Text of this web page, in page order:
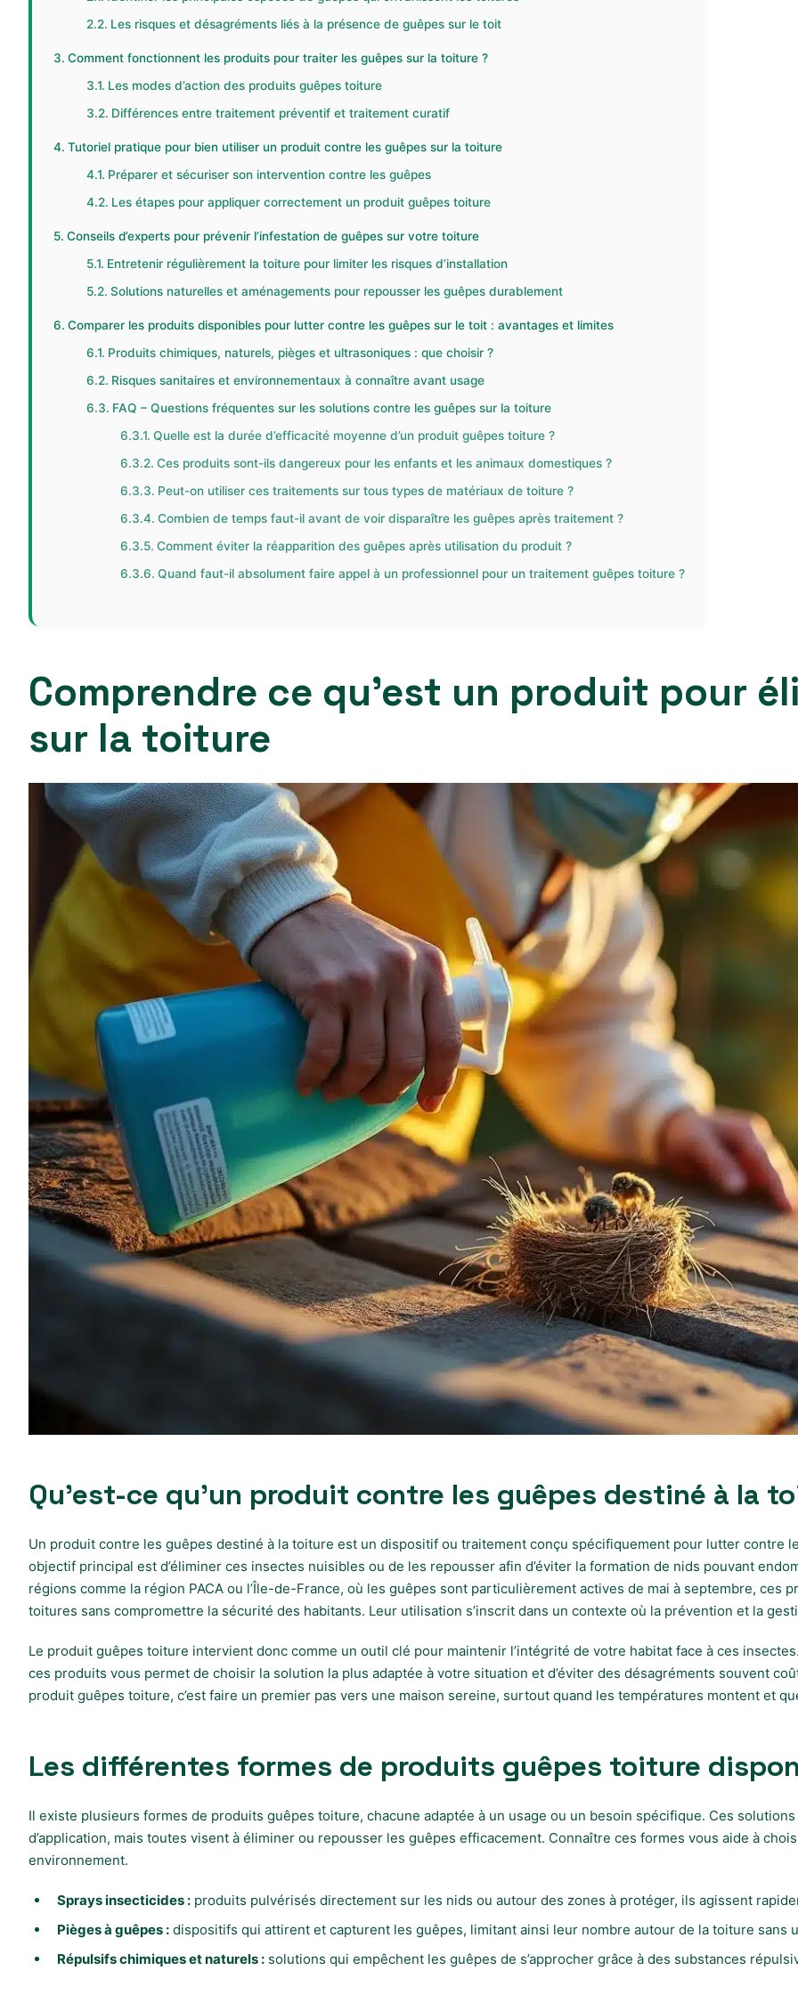
Les risques et désagréments liés à la présence de guêpes sur le toit
Comment fonctionnent les produits pour traiter les guêpes sur la toiture ?
Les modes d’action des produits guêpes toiture
Différences entre traitement préventif et traitement curatif
Tutoriel pratique pour bien utiliser un produit contre les guêpes sur la toiture
Préparer et sécuriser son intervention contre les guêpes
Les étapes pour appliquer correctement un produit guêpes toiture
Conseils d’experts pour prévenir l’infestation de guêpes sur votre toiture
Entretenir régulièrement la toiture pour limiter les risques d’installation
Solutions naturelles et aménagements pour repousser les guêpes durablement
Comparer les produits disponibles pour lutter contre les guêpes sur le toit : avantages et limites
Produits chimiques, naturels, pièges et ultrasoniques : que choisir ?
Risques sanitaires et environnementaux à connaître avant usage
FAQ – Questions fréquentes sur les solutions contre les guêpes sur la toiture
Quelle est la durée d’efficacité moyenne d’un produit guêpes toiture ?
Ces produits sont-ils dangereux pour les enfants et les animaux domestiques ?
Peut-on utiliser ces traitements sur tous types de matériaux de toiture ?
Combien de temps faut-il avant de voir disparaître les guêpes après traitement ?
Comment éviter la réapparition des guêpes après utilisation du produit ?
Quand faut-il absolument faire appel à un professionnel pour un traitement guêpes toiture ?
Comprendre ce qu’est un produit pour
sur la toiture
Qu’est-ce qu’un produit contre les guêpes destiné à la
Un produit contre les guêpes destiné à la toiture est un dispositif ou traitement conçu spécifiquement pour lutter contre
objectif principal est d’éliminer ces insectes nuisibles ou de les repousser afin d’éviter la formation de nids pouvant
régions comme la région PACA ou l’Île-de-France, où les guêpes sont particulièrement actives de mai à septembre,
toitures sans compromettre la sécurité des habitants. Leur utilisation s’inscrit dans un contexte où la prévention et la
Le produit guêpes toiture intervient donc comme un outil clé pour maintenir l’intégrité de votre habitat face à ces
ces produits vous permet de choisir la solution la plus adaptée à votre situation et d’éviter des désagréments souvent
produit guêpes toiture, c’est faire un premier pas vers une maison sereine, surtout quand les températures montent et
Les différentes formes de produits guêpes toiture
Il existe plusieurs formes de produits guêpes toiture, chacune adaptée à un usage ou un besoin spécifique. Ces
d’application, mais toutes visent à éliminer ou repousser les guêpes efficacement. Connaître ces formes vous aide à
environnement.
Sprays insecticides : produits pulvérisés directement sur les nids ou autour des zones à protéger, ils agissent
Pièges à guêpes : dispositifs qui attirent et capturent les guêpes, limitant ainsi leur nombre autour de la toiture sans
Répulsifs chimiques et naturels : solutions qui empêchent les guêpes de s’approcher grâce à des substances